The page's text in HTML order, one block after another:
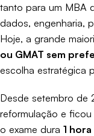
tanto para um MBA
dados, engenharia,
Hoje, a grande
ou GMAT sem
escolha estratégica
Desde setembro de
reformulação e ficou
o exame dura 1